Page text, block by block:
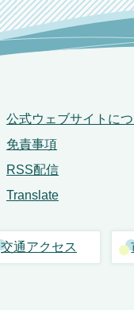
公式ウェブサイトに
免責事項
RSS配信
Translate
交通アクセス